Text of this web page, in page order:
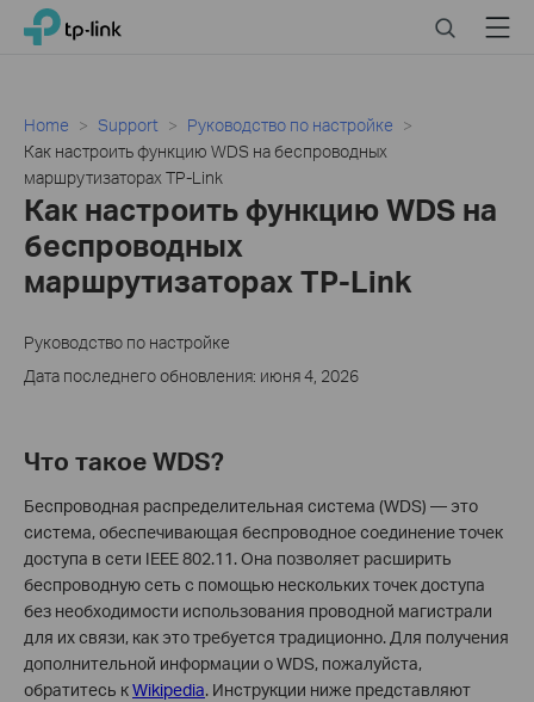
Click
navigation
TP-Link, Reliably Smart SearchMenu
Home Support
Руководство по настройке
Как настроить функцию WDS на беспроводных
маршрутизаторах TP-Link
Как настроить функцию WDS на
беспроводных
маршрутизаторах TP-Link
Руководство по настройке
Дата последнего обновления: июня 4, 2026
Что такое WDS?
Беспроводная распределительная система (WDS) — это
система, обеспечивающая беспроводное соединение точек
доступа в сети IEEE 802.11. Она позволяет расширить
беспроводную сеть с помощью нескольких точек доступа
без необходимости использования проводной магистрали
для их связи, как это требуется традиционно. Для получения
дополнительной информации о WDS, пожалуйста,
обратитесь кWikipedia. Инструкции ниже представляют